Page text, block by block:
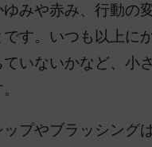
みや赤み、行動の
す。いつも以上に
いないかなど、小
プやブラッシング